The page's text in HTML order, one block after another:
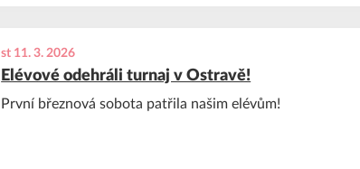
st 11. 3. 2026
Elévové odehráli turnaj v Ostravě!
První březnová sobota patřila našim elévům!